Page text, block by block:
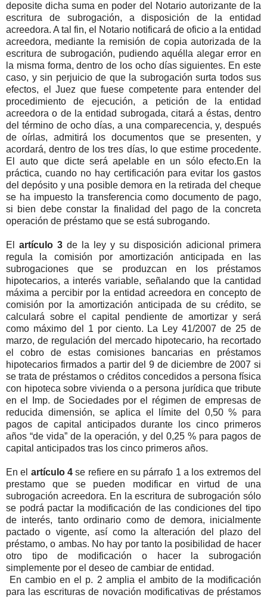
deposite dicha suma en poder del Notario autorizante de la
escritura de subrogación, a disposición de la entidad
acreedora. A tal fin, el Notario notificará de oficio a la entidad
acreedora, mediante la remisión de copia autorizada de la
escritura de subrogación, pudiendo aquélla alegar error en
la misma forma, dentro de los ocho días siguientes. En este
caso, y sin perjuicio de que la subrogación surta todos sus
efectos, el Juez que fuese competente para entender del
procedimiento de ejecución, a petición de la entidad
acreedora o de la entidad subrogada, citará a éstas, dentro
del término de ocho días, a una comparecencia, y, después
de oírlas, admitirá los documentos que se presenten, y
acordará, dentro de los tres días, lo que estime procedente.
El auto que dicte será apelable en un sólo efecto.En la
práctica, cuando no hay certificación para evitar los gastos
del depósito y una posible demora en la retirada del cheque
se ha impuesto la transferencia como documento de pago,
si bien debe constar la finalidad del pago de la concreta
operación de préstamo que se está subrogando.
El artículo 3 de la ley y su disposición adicional primera
regula la comisión por amortización anticipada en las
subrogaciones que se produzcan en los préstamos
hipotecarios, a interés variable, señalando que la cantidad
máxima a percibir por la entidad acreedora en concepto de
comisión por la amortización anticipada de su crédito, se
calculará sobre el capital pendiente de amortizar y será
como máximo del 1 por ciento. La Ley 41/2007 de 25 de
marzo, de regulación del mercado hipotecario, ha recortado
el cobro de estas comisiones bancarias en préstamos
hipotecarios firmados a partir del 9 de diciembre de 2007 si
se trata de préstamos o créditos concedidos a persona física
con hipoteca sobre vivienda o a persona jurídica que tribute
en el Imp. de Sociedades por el régimen de empresas de
reducida dimensión, se aplica el límite del 0,50 % para
pagos de capital anticipados durante los cinco primeros
años “de vida” de la operación, y del 0,25 % para pagos de
capital anticipados tras los cinco primeros años.
En el artículo 4se refiere en su párrafo 1 a los extremos del
prestamo que se pueden modificar en virtud de una
subrogación acreedora. En la escritura de subrogación sólo
se podrá pactar la modificación de las condiciones del tipo
de interés, tanto ordinario como de demora, inicialmente
pactado o vigente, así como la alteración del plazo del
préstamo, o ambas. No hay por tanto la posibilidad de hacer
otro tipo de modificación o hacer la subrogación
simplemente por el deseo de cambiar de entidad.
En cambio en el p. 2 amplia el ambito de la modificación
para las escrituras de novación modificativas de préstamos